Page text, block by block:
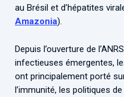
au Brésil et d’hépatites
Amazonia).
Depuis l’ouverture de
infectieuses émergentes,
ont principalement porté
l’immunité, les politiques